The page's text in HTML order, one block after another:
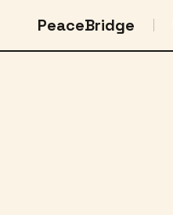
PeaceBridge